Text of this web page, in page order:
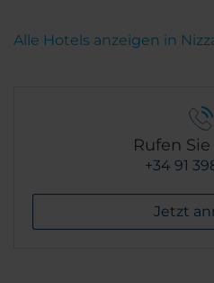
Alle Hotels anzeigen in
Rufen
+34 91
Jetzt